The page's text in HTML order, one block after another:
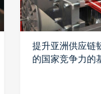
提升亚洲供应链
的国家竞争力的